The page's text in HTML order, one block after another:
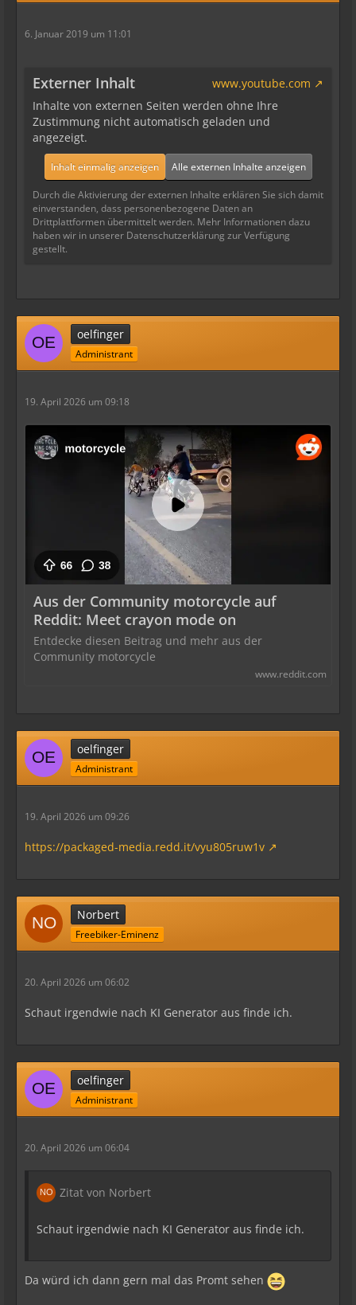
6. Januar 2019 um 11:01
Externer Inhalt
www.youtube.com
Inhalte von externen Seiten werden ohne Ihre
Zustimmung nicht automatisch geladen und
angezeigt.
Inhalt einmalig anzeigen Alle externen Inhalte anzeigen
Durch die Aktivierung der externen Inhalte erklären Sie sich damit
einverstanden, dass personenbezogene Daten an
Drittplattformen übermittelt werden. Mehr Informationen dazu
haben wir in unserer Datenschutzerklärung zur Verfügung
gestellt.
oelfinger
Administrant
19. April 2026 um 09:18
Aus der Community motorcycle auf
Reddit: Meet crayon mode on
Entdecke diesen Beitrag und mehr aus der
Community motorcycle
www.reddit.com
oelfinger
Administrant
19. April 2026 um 09:26
https://packaged-media.redd.it/vyu805ruw1v
Norbert
Freebiker-Eminenz
20. April 2026 um 06:02
Schaut irgendwie nach KI Generator aus finde ich.
oelfinger
Administrant
20. April 2026 um 06:04
Zitat von Norbert
Schaut irgendwie nach KI Generator aus finde ich.
Da würd ich dann gern mal das Promt sehen